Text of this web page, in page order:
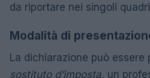
da riportare nei singoli
Modalità di
La dichiarazione può
sostituto d’imposta, un